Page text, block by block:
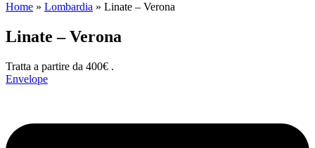
Home » Lombardia » Linate – Verona
Linate – Verona
Tratta a partire da 400€ .
Envelope